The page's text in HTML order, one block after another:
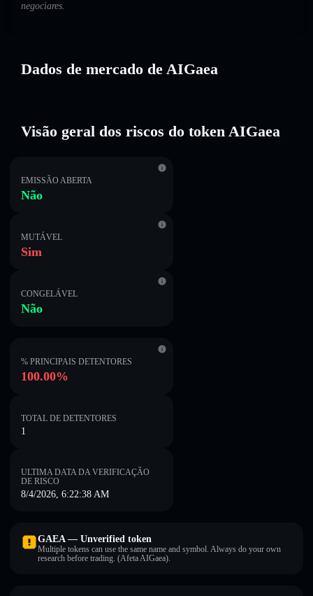
negociares.
Dados de mercado de AIGaea
Visão geral dos riscos do token AIGaea
EMISSÃO ABERTA
Não
MUTÁVEL
Sim
CONGELÁVEL
Não
% PRINCIPAIS DETENTORES
100.00%
TOTAL DE DETENTORES
1
ULTIMA DATA DA VERIFICAÇÃO
DE RISCO
8/4/2026, 6:22:38 AM
GAEA — Unverified token
Multiple tokens can use the same name and symbol. Always do your own
research before trading. (Afeta AIGaea).